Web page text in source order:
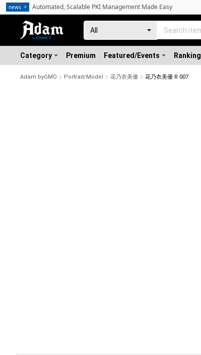
Category Premium Featured/Events Ranking
Adam byGMO Portrait/Model 花乃衣美優 花乃衣美優 R 007
news Automated, Scalable PKI Management Made Easy